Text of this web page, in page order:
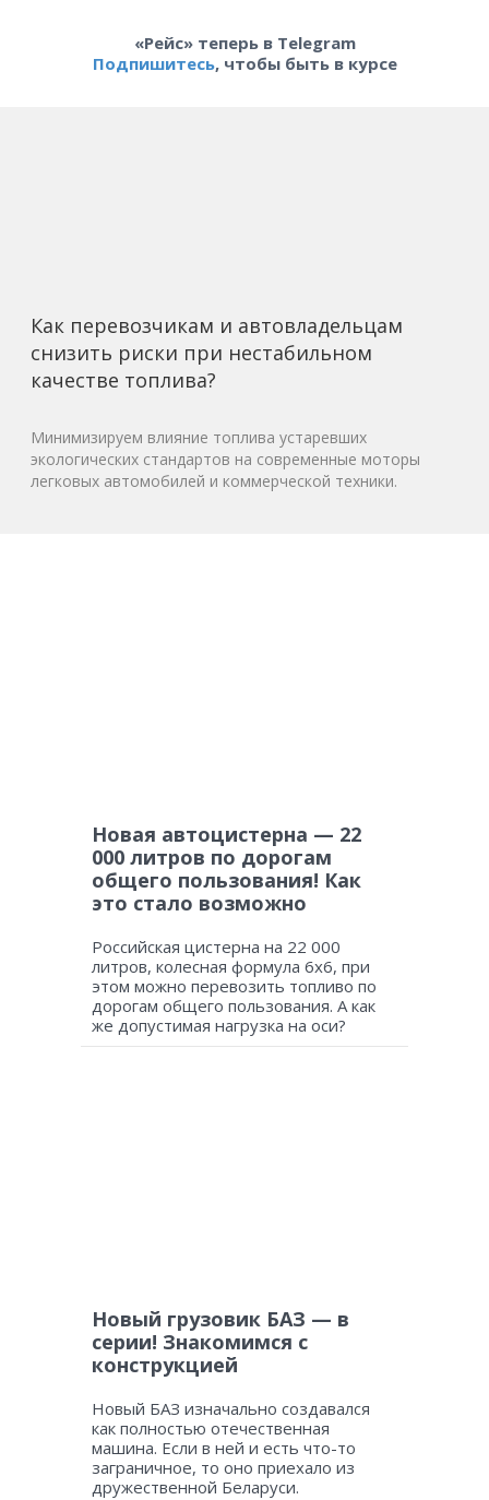
«Рейс» теперь в Telegram
Подпишитесь, чтобы быть в курсе
Как перевозчикам и автовладельцам
снизить риски при нестабильном
качестве топлива?
Минимизируем влияние топлива устаревших
экологических стандартов на современные моторы
легковых автомобилей и коммерческой техники.
Новая автоцистерна — 22
000 литров по дорогам
общего пользования! Как
это стало возможно
Российская цистерна на 22 000
литров, колесная формула 6х6, при
этом можно перевозить топливо по
дорогам общего пользования. А как
же допустимая нагрузка на оси?
Новый грузовик БАЗ — в
серии! Знакомимся с
конструкцией
Новый БАЗ изначально создавался
как полностью отечественная
машина. Если в ней и есть что-то
заграничное, то оно приехало из
дружественной Беларуси.